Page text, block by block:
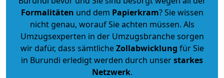
Formalitäten und dem Papierkram? Sie wissen
nicht genau, worauf Sie achten müssen. Als
Umzugsexperten in der Umzugsbranche sorgen
wir dafür, dass sämtlicheZollabwicklung für Sie
in Burundi erledigt werden durch unserstarkes
Netzwerk.